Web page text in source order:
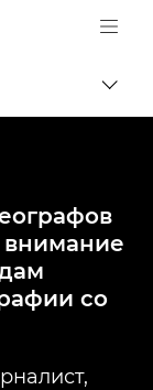
Logo, back to
внимание
со